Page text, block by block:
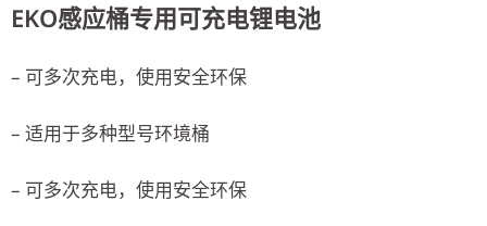
EKO感应桶专用可充电锂电池
– 可多次充电，使用安全环保
– 适用于多种型号环境桶
– 可多次充电，使用安全环保